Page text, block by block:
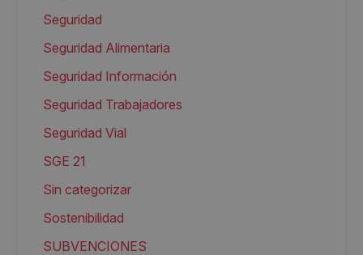
Seguridad
Seguridad Alimentaria
Seguridad Información
Seguridad Trabajadores
Seguridad Vial
SGE 21
Sin categorizar
Sostenibilidad
SUBVENCIONES